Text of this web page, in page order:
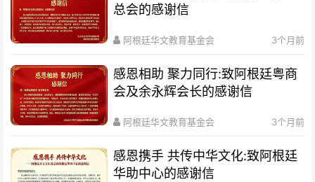
总会的感谢信
阿根廷华文教育基金会 3个月前
感恩相助 聚力同行:致阿根廷粤商
会及余永辉会长的感谢信
阿根廷华文教育基金会 3个月前
感恩携手 共传中华文化:致阿根廷
华助中心的感谢信